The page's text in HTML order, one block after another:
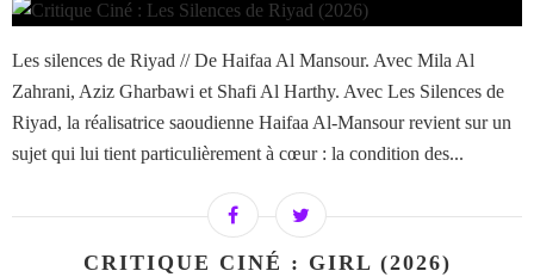
Les silences de Riyad // De Haifaa Al Mansour. Avec Mila Al
Zahrani, Aziz Gharbawi et Shafi Al Harthy. Avec Les Silences de
Riyad, la réalisatrice saoudienne Haifaa Al-Mansour revient sur un
sujet qui lui tient particulièrement à cœur : la condition des...
CRITIQUE CINÉ : GIRL (2026)